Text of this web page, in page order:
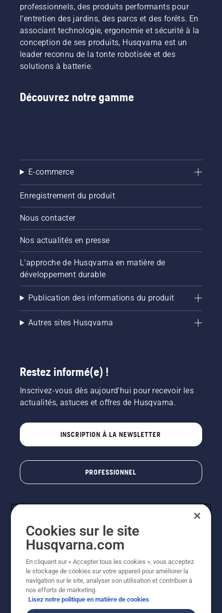
professionnels, des produits performants pour
l’entretien des jardins, des parcs et des forêts. En
associant technologie, ergonomie et sécurité à la
conception de ses produits, Husqvarna est un
leader reconnu de la tonte robotisée et des
solutions à batterie.
Découvrez notre gamme
E-commerce
Enregistrement du produit
Nous contacter
Nos actualités en presse
L'approche de Husqvarna en matière de
développement durable
Publication des informations du produit
Autres sites Husqvarna
Restez informé(e) !
Inscrivez-vous dès aujourd'hui pour recevoir les
actualités, astuces et offres de Husqvarna.
INSCRIPTION À LA NEWSLETTER
PROFESSIONNEL
© Husqvarna AB (publ). Tous droits réservés. Les prix
indiqués sont des prix de vente conseillés. Photos non
contractuelles. Tous les prix indiqués sont des prix de
Cookies sur le site
Husqvarna.com
En cliquant sur « Accepter tous les cookies », vous acceptez
le stockage de cookies sur votre appareil pour améliorer la
navigation sur le site, analyser son utilisation et contribuer à
nos efforts de marketing.
Lisez notre politique en matière de cookies